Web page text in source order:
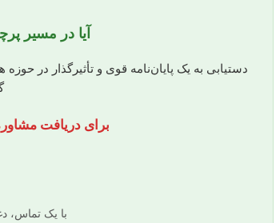
آیا در مسیر
دستیابی به یک پایان‌نامه قوی و تأثیرگذار در
برای دریافت
با یک تماس،